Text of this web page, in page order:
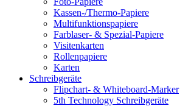
Kassen-/Thermo-Papiere
Multifunktionspapiere
Farblaser- & Spezial-Papiere
Visitenkarten
Rollenpapiere
Karten
Schreibgeräte
Flipchart- & Whiteboard-Marker
5th Technology Schreibgeräte